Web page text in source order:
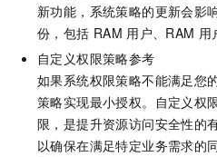
新功能，系统策略的更新会影
份，包括 RAM 用户、RAM 用
自定义权限策略参考
如果系统权限策略不能满足您
策略实现最小授权。自定义权
限，是提升资源访问安全性的
以确保在满足特定业务需求的